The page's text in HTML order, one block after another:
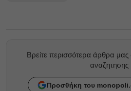
Βρείτε περισσότερα άρθρα
αναζητησης
Προσθήκη του